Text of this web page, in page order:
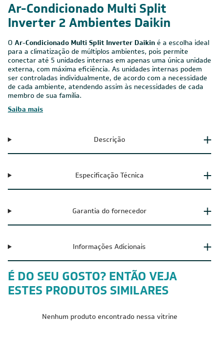
Ar-Condicionado Multi Split
Inverter 2 Ambientes Daikin
O Ar-Condicionado Multi Split Inverter Daikin é a escolha ideal
para a climatização de múltiplos ambientes, pois permite
conectar até 5 unidades internas em apenas uma única unidade
externa, com máxima eficiência. As unidades internas podem
ser controladas individualmente, de acordo com a necessidade
de cada ambiente, atendendo assim às necessidades de cada
membro de sua família.
Saiba mais
Descrição
Especificação Técnica
Garantia do fornecedor
Informações Adicionais
É DO SEU GOSTO? ENTÃO VEJA
ESTES PRODUTOS SIMILARES
Nenhum produto encontrado nessa vitrine